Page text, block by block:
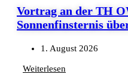
Vortrag an der TH
Sonnenfinsternis
1. August 2026
Weiterlesen